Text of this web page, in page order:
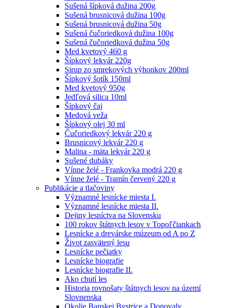
Sušená šípková dužina 200g
Sušená brusnicová dužina 100g
Sušená brusnicová dužina 50g
Sušená čučoriedková dužina 100g
Sušená čučoriedková dužina 50g
Med kvetový 460 g
Šípkový lekvár 220g
Sirup zo smrekových výhonkov 200ml
Šípkový šotík 150ml
Med kvetový 950g
Jedľová silica 10ml
Šípkový čaj
Medová veža
Šípkový olej 30 ml
Čučoriedkový lekvár 220 g
Brusnicový lekvár 220 g
Malina - mäta lekvár 220 g
Sušené dubáky
Vínne želé - Frankovka modrá 220 g
Vínne želé - Tramín červený 220 g
Publikácie a tlačoviny
Významné lesnícke miesta I.
Významné lesnícke miesta II.
Dejiny lesníctva na Slovensku
100 rokov štátnych lesov v Topoľčiankach
Lesnícke a drevárske múzeum od A po Z
Život zasvätený lesu
Lesnícke pečiatky
Lesnícke biografie
Lesnícke biografie II.
Ako chutí les
Historia rovnošaty štátnych lesov na území
Slovnenska
Okolie Banskej Bystrice a Donovaly